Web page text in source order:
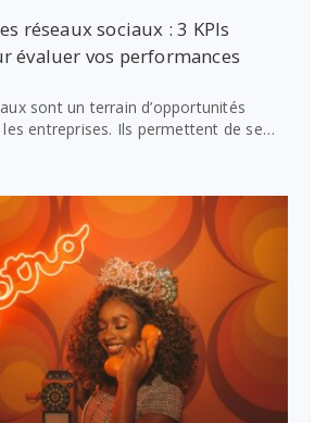
réseaux sociaux : 3 KPIs
évaluer vos performances
sont un terrain d’opportunités
entreprises. Ils permettent de se…